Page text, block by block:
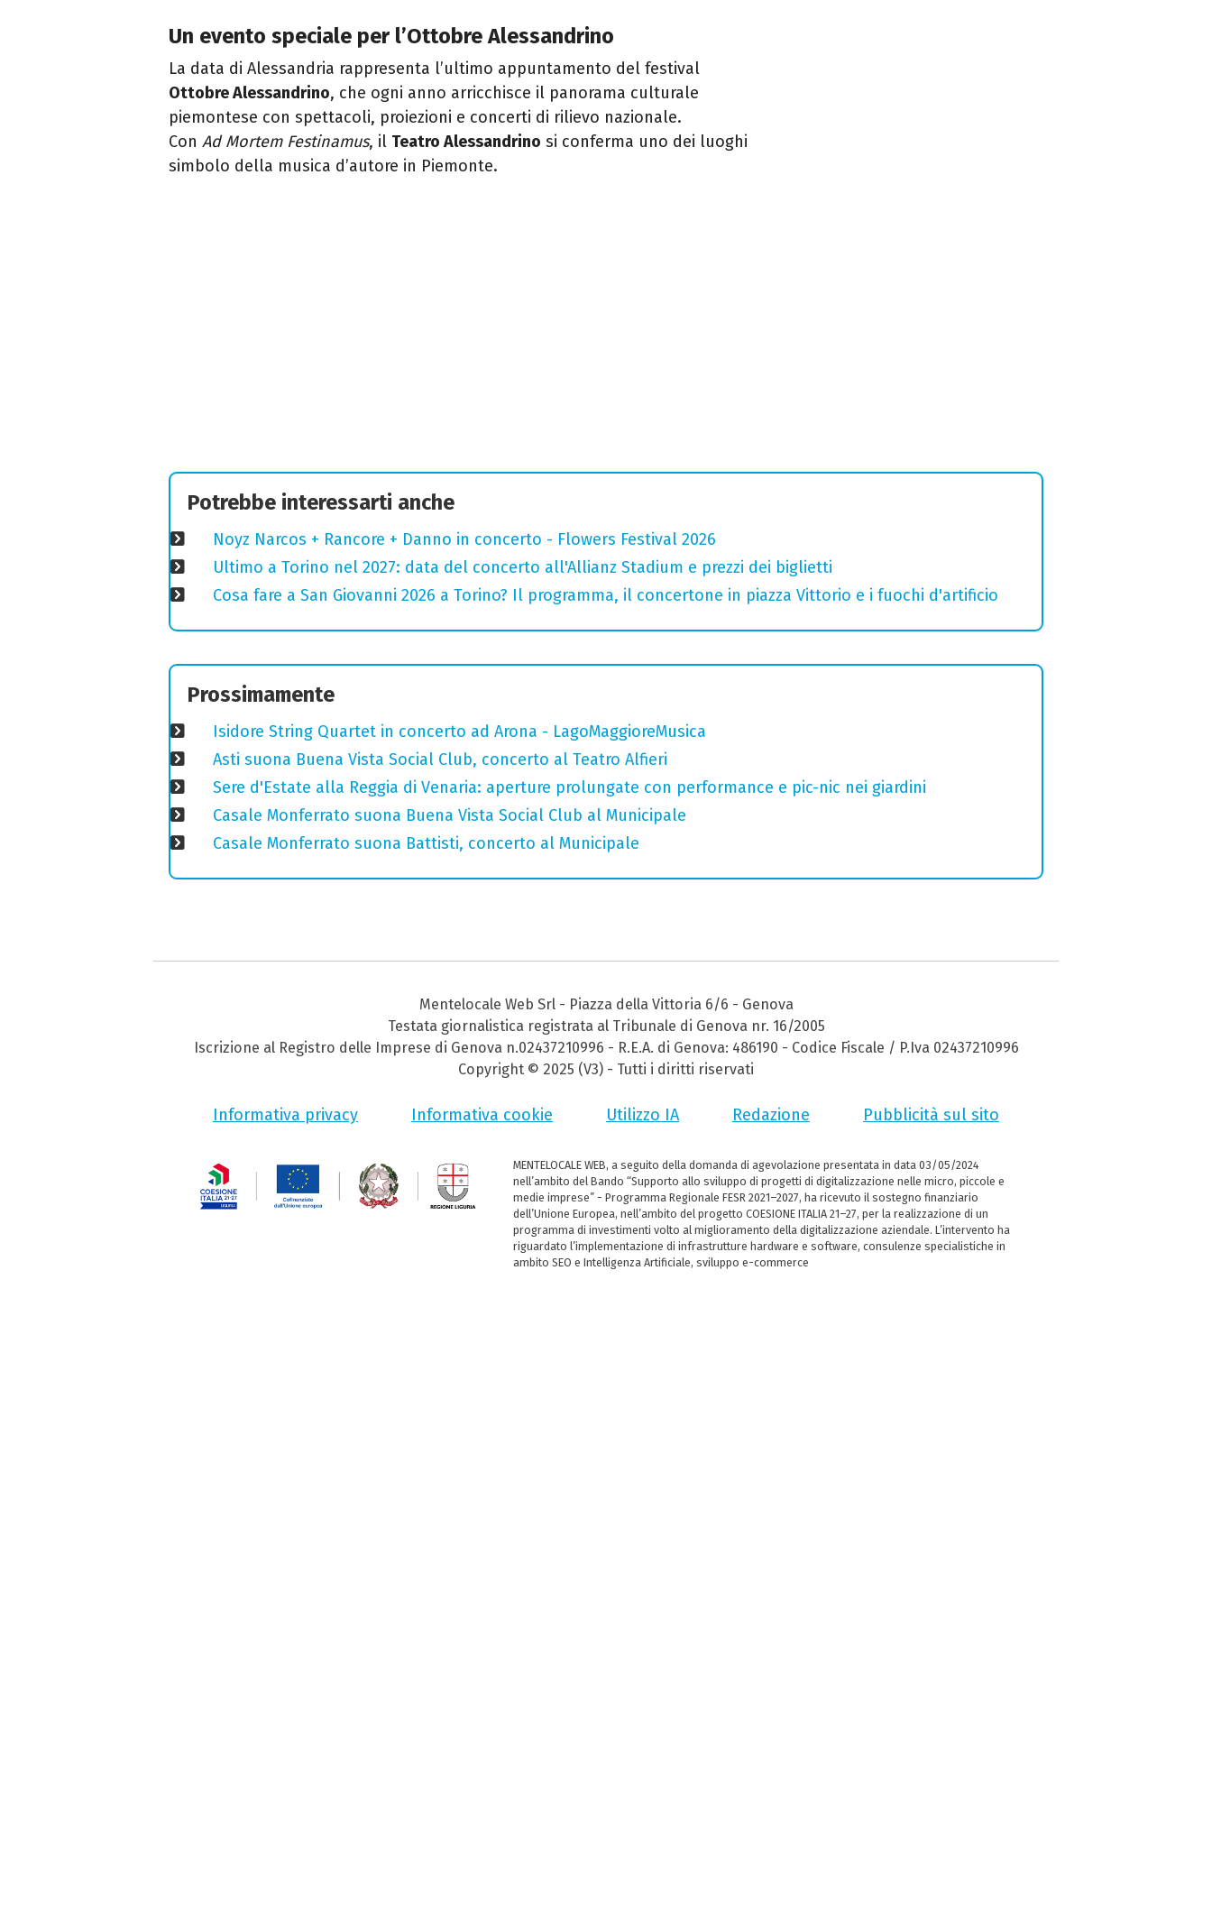
Un evento speciale per l’Ottobre Alessandrino
La data di Alessandria rappresenta l’ultimo appuntamento del festival
Ottobre Alessandrino, che ogni anno arricchisce il panorama culturale
piemontese con spettacoli, proiezioni e concerti di rilievo nazionale.
Con Ad Mortem Festinamus, il Teatro Alessandrino si conferma uno dei luoghi
simbolo della musica d’autore in Piemonte.
Potrebbe interessarti anche
Noyz Narcos + Rancore + Danno in concerto - Flowers Festival 2026
Ultimo a Torino nel 2027: data del concerto all'Allianz Stadium e prezzi dei biglietti
Cosa fare a San Giovanni 2026 a Torino? Il programma, il concertone in piazza Vittorio e i fuochi d'artificio
Prossimamente
Isidore String Quartet in concerto ad Arona - LagoMaggioreMusica
Asti suona Buena Vista Social Club, concerto al Teatro Alfieri
Sere d'Estate alla Reggia di Venaria: aperture prolungate con performance e pic-nic nei giardini
Casale Monferrato suona Buena Vista Social Club al Municipale
Casale Monferrato suona Battisti, concerto al Municipale
Mentelocale Web Srl - Piazza della Vittoria 6/6 - Genova
Testata giornalistica registrata al Tribunale di Genova nr. 16/2005
Iscrizione al Registro delle Imprese di Genova n.02437210996 - R.E.A. di Genova: 486190 - Codice Fiscale / P.Iva 02437210996
Copyright © 2025 (V3) - Tutti i diritti riservati
Informativa privacy Informativa cookie Utilizzo IA Redazione Pubblicità sul sito
MENTELOCALE WEB, a seguito della domanda di agevolazione presentata in data 03/05/2024
nell’ambito del Bando “Supporto allo sviluppo di progetti di digitalizzazione nelle micro, piccole e
medie imprese” - Programma Regionale FESR 2021–2027, ha ricevuto il sostegno finanziario
dell’Unione Europea, nell’ambito del progetto COESIONE ITALIA 21–27, per la realizzazione di un
programma di investimenti volto al miglioramento della digitalizzazione aziendale. L’intervento ha
riguardato l’implementazione di infrastrutture hardware e software, consulenze specialistiche in
ambito SEO e Intelligenza Artificiale, sviluppo e-commerce